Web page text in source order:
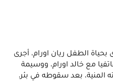
الطفل ريان اورام، أجرى
مع خالد اورام، ووسيمة
المنية، بعد سقوطه في بئر.